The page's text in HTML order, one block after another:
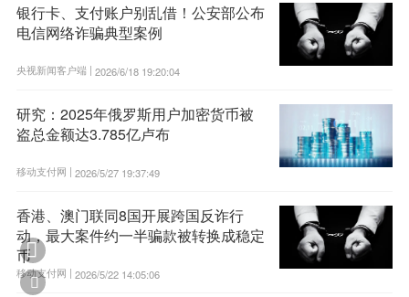
银行卡、支付账户别乱借！公安部公布
电信网络诈骗典型案例
央视新闻客户端 | 2026/6/18 19:20:04
研究：2025年俄罗斯用户加密货币被
盗总金额达3.785亿卢布
移动支付网 | 2026/5/27 19:37:49
香港、澳门联同8国开展跨国反诈行
动，最大案件约一半骗款被转换成稳定
币
移动支付网 | 2026/5/22 14:05:06

